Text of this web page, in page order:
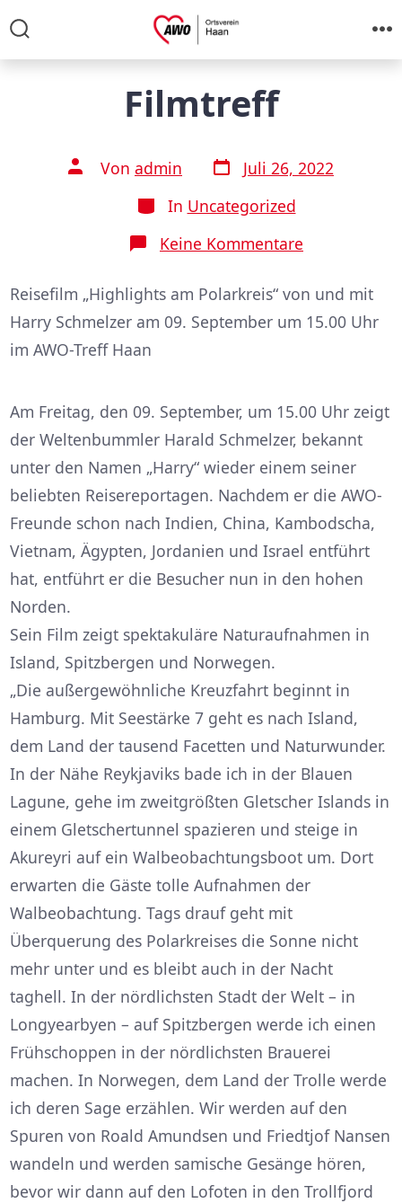
Inhalt
springen
ein-/ausblenden
Filmtreff
Beitragsautor
Von admin Veröffentlichungsdatum
Juli 26, 2022
Kategorien
In Uncategorized
Keine Kommentare
Filmtreff
Reisefilm „Highlights am Polarkreis“ von und mit
Harry Schmelzer am 09. September um 15.00 Uhr
im AWO-Treff Haan
Am Freitag, den 09. September, um 15.00 Uhr zeigt
der Weltenbummler Harald Schmelzer, bekannt
unter den Namen „Harry“ wieder einem seiner
beliebten Reisereportagen. Nachdem er die AWO-
Freunde schon nach Indien, China, Kambodscha,
Vietnam, Ägypten, Jordanien und Israel entführt
hat, entführt er die Besucher nun in den hohen
Norden.
Sein Film zeigt spektakuläre Naturaufnahmen in
Island, Spitzbergen und Norwegen.
„Die außergewöhnliche Kreuzfahrt beginnt in
Hamburg. Mit Seestärke 7 geht es nach Island,
dem Land der tausend Facetten und Naturwunder.
In der Nähe Reykjaviks bade ich in der Blauen
Lagune, gehe im zweitgrößten Gletscher Islands in
einem Gletschertunnel spazieren und steige in
Akureyri auf ein Walbeobachtungsboot um. Dort
erwarten die Gäste tolle Aufnahmen der
Walbeobachtung. Tags drauf geht mit
Überquerung des Polarkreises die Sonne nicht
mehr unter und es bleibt auch in der Nacht
taghell. In der nördlichsten Stadt der Welt – in
Longyearbyen – auf Spitzbergen werde ich einen
Frühschoppen in der nördlichsten Brauerei
machen. In Norwegen, dem Land der Trolle werde
ich deren Sage erzählen. Wir werden auf den
Spuren von Roald Amundsen und Friedtjof Nansen
wandeln und werden samische Gesänge hören,
bevor wir dann auf den Lofoten in den Trollfjord